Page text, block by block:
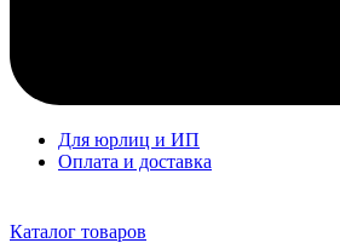
Для юрлиц и ИП
Оплата и доставка
Каталог товаров